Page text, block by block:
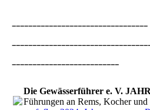
---------------------------------
--------------------------
Die Gewässerführer e. V.
Führungen an Rems, Kocher und